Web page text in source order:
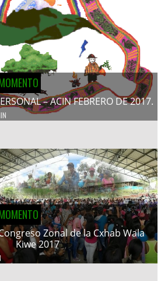
– ACIN FEBRERO DE 2017.
Zonal de la Cxhab Wala
Kiwe 2017